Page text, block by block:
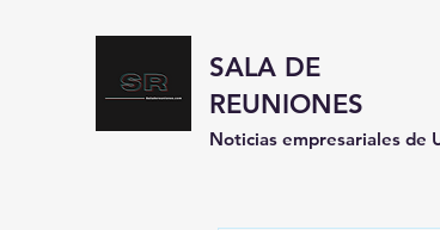
SALA DE
REUNIONES
Noticias empresariales de